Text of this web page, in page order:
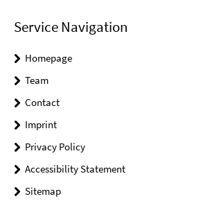
Service Navigation
Homepage
Team
Contact
Imprint
Privacy Policy
Accessibility Statement
Sitemap